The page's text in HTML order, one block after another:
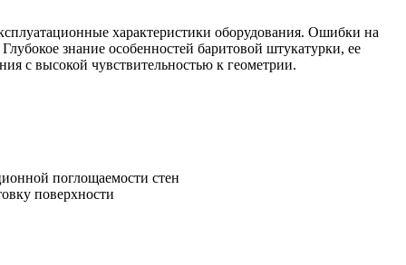
характеристики оборудования. Ошибки на
знание особенностей баритовой штукатурки, ее
с высокой чувствительностью к геометрии.
поглощаемости стен
поверхности